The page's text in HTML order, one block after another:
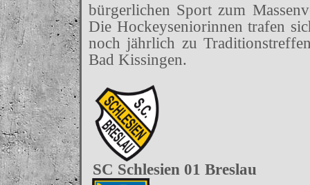
bürgerlichen Sport zum
Die Hockeyseniorinnen trafen
noch jährlich zu
Bad Kissingen.
SC Schlesien 01 Breslau